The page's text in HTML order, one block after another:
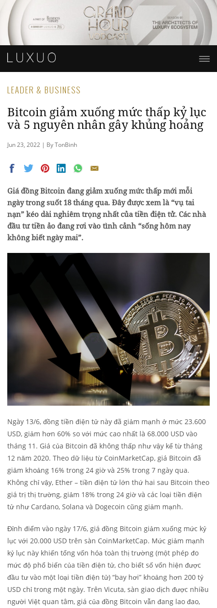
LEADER & BUSINESS
Bitcoin giảm xuống mức thấp kỷ lục
và 5 nguyên nhân gây khủng hoảng
Jun 23, 2022 | By TonBinh
Giá đồng Bitcoin đang giảm xuống mức thấp mới mỗi
ngày trong suốt 18 tháng qua. Đây được xem là “vụ tai
nạn” kéo dài nghiêm trọng nhất của tiền điện tử. Các nhà
đầu tư tiền ảo đang rơi vào tình cảnh “sống hôm nay
không biết ngày mai”.
Ngày 13/6, đồng tiền điện tử này đã giảm mạnh ở mức 23.600
USD, giảm hơn 60% so với mức cao nhất là 68.000 USD vào
tháng 11. Giá của Bitcoin đã không thấp như vậy kể từ tháng
12 năm 2020. Theo dữ liệu từ CoinMarketCap, giá Bitcoin đã
giảm khoảng 16% trong 24 giờ và 25% trong 7 ngày qua.
Không chỉ vậy, Ether – tiền điện tử lớn thứ hai sau Bitcoin theo
giá trị thị trường, giảm 18% trong 24 giờ và các loại tiền điện
tử như Cardano, Solana và Dogecoin cũng giảm mạnh.
Đỉnh điểm vào ngày 17/6, giá đồng Bitcoin giảm xuống mức kỷ
lục với 20.000 USD trên sàn CoinMarketCap. Mức giảm mạnh
kỷ lục này khiến tổng vốn hóa toàn thị trường (một phép đo
mức độ phổ biến của tiền điện tử, cho biết số vốn hiện được
đầu tư vào một loại tiền điện tử) “bay hơi” khoảng hơn 200 tỷ
USD chỉ trong một ngày. Trên Vicuta, sàn giao dịch được nhiều
người Việt quan tâm, giá của đồng Bitcoin vẫn đang lao đao,